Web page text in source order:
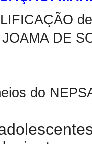
DE
do